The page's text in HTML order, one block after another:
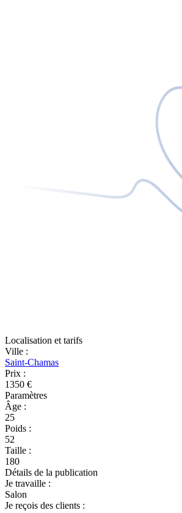
Localisation et tarifs
Ville :
Saint-Chamas
Prix :
1350 €
Paramètres
Âge :
25
Poids :
52
Taille :
180
Détails de la publication
Je travaille :
Salon
Je reçois des clients :